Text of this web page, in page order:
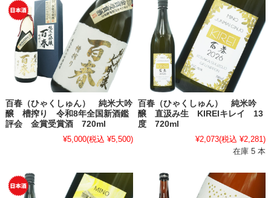
百春（ひゃくしゅん） 純米大吟
醸 槽搾り 令和8年全国新酒鑑
評会 金賞受賞酒 720ml
¥5,000(税込 ¥5,500)
百春（ひゃくしゅん） 純米吟
醸 直汲み生 KIREIキレイ 13
度 720ml
¥2,073(税込 ¥2,281)
在庫 5 本